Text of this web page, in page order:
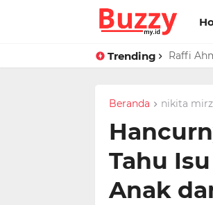
Trending Raffi
Beranda nikita
Tahu
Anak